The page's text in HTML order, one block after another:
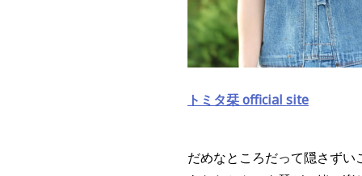
トミタ栞 official site
だめなところだって隠さずい